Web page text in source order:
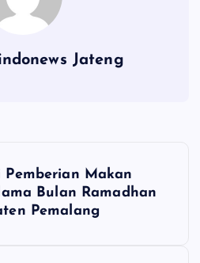
Jateng
Pemberian Makan
Bulan Ramadhan
Pemalang